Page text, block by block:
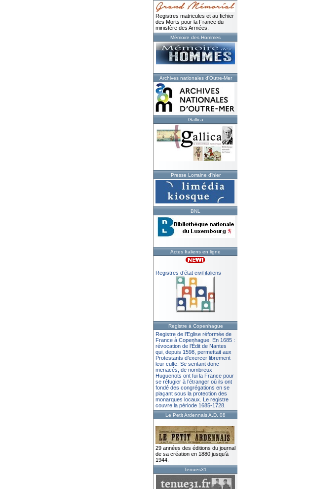
Registres matricules et au fichier
des Morts pour la France du
ministère des Armées.
Mémoire des Hommes
Archives nationales d'Outre-Mer
Gallica
Presse Lorraine d'hier
BNL
Actes Italiens en ligne
Registres d’état civil italiens
Registre à Copenhague
Registre de l’Eglise réformée de
France à Copenhague. En 1685 :
révocation de l’Édit de Nantes
qui, depuis 1598, permettait aux
Protestants d’exercer librement
leur culte. Se sentant donc
menacés, de nombreux
Huguenots ont fui la France pour
se réfugier à l’étranger où ils ont
fondé des congrégations en se
plaçant sous la protection des
monarques locaux. Le registre
couvre la période 1685-1728.
Le Petit Ardennais A.D. 08
29 années des éditions du journal
de sa création en 1880 jusqu’à
1944.
Tenues31